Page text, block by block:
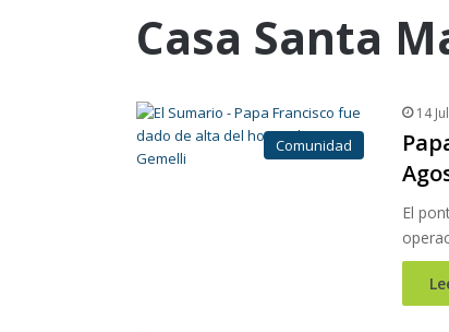
Casa Santa
Comunidad
14
El